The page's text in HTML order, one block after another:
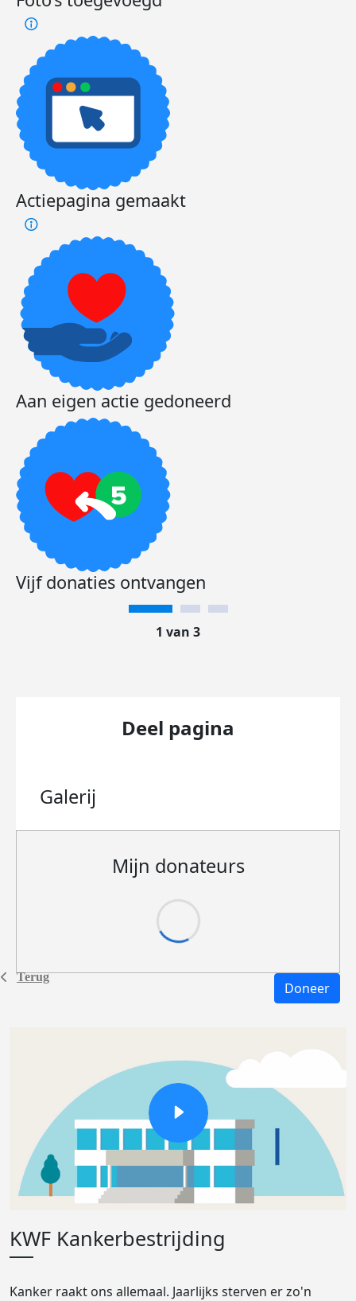
Terug
Actiepagina gemaakt
Aan eigen actie gedoneerd
Vijf donaties ontvangen
1 van 3
Deel pagina
Galerij
Mijn donateurs
Doneer
KWF Kankerbestrijding
Kanker raakt ons allemaal. Jaarlijks sterven er zo'n